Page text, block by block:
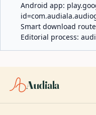
Android app:
Smart download
Editorial process:
Audiala